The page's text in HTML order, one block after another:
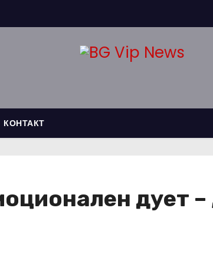
КОНТАКТ
дует –